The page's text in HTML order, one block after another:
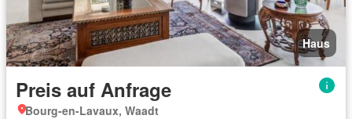
Haus
Preis auf Anfrage
Bourg-en-Lavaux, Waadt